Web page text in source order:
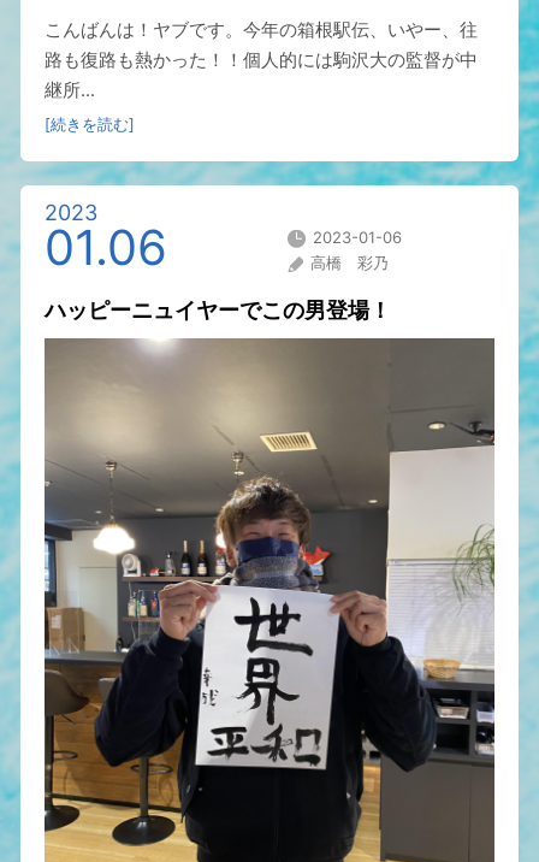
こんばんは！ヤブです。今年の箱根駅伝、いやー、往
路も復路も熱かった！！個人的には駒沢大の監督が中
継所...
[続きを読む]
2023
01.06
2023-01-06
高橋 彩乃
ハッピーニュイヤーでこの男登場！